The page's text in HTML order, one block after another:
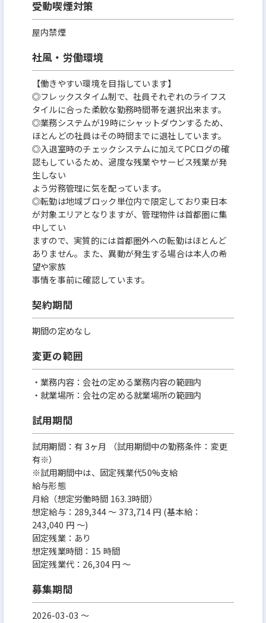
受動喫煙対策
屋内禁煙
社風・労働環境
【働きやすい環境を目指しています】
◎フレックスタイム制で、社員それぞれのライフス
タイルに合った柔軟な勤務時間帯を選択出来ます。
◎業務システムが19時にシャットダウンするため、
ほとんどの社員はその時間までに退社しています。
◎入退室時のチェックシステムに加えてPCログの確
認もしているため、過度な残業やサービス残業が発
生しない
よう労務管理に気を配っています。
◎転勤は地域ブロック単位内で限定しており東日本
が対象エリアとなりますが、管理物件は首都圏に集
中してい
ますので、実質的には首都圏外への転勤はほとんど
ありません。また、異動が発生する場合は本人の希
望や家族
事情を事前に確認しています。
契約期間
期間の定めなし
変更の範囲
・業務内容：会社の定める業務内容の範囲内
・就業場所：会社の定める就業場所の範囲内
試用期間
試用期間：有 3ヶ月 （試用期間中の勤務条件：変更
有※）
※試用期間中は、固定残業代50%支給
給与形態
月給（想定労働時間 163.3時間）
想定給与：289,344 ～ 373,714 円 (基本給：
243,040 円 ～)
固定残業：あり
想定残業時間：15 時間
固定残業代：26,304 円 ～
募集期間
2026-03-03 〜